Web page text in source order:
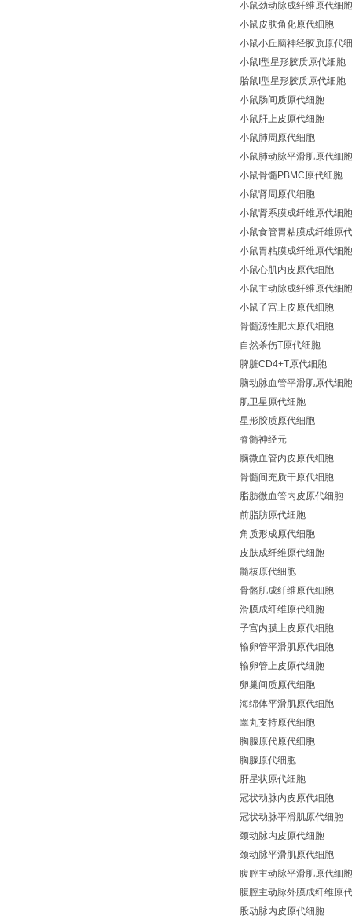
小鼠劲动脉成纤维原代细胞
小鼠皮肤角化原代细胞
小鼠小丘脑神经胶质原代
小鼠I型星形胶质原代细胞
胎鼠I型星形胶质原代细胞
小鼠肠间质原代细胞
小鼠肝上皮原代细胞
小鼠肺周原代细胞
小鼠肺动脉平滑肌原代细胞
小鼠骨髓PBMC原代细胞
小鼠肾周原代细胞
小鼠肾系膜成纤维原代细胞
小鼠食管胃粘膜成纤维原
小鼠胃粘膜成纤维原代细胞
小鼠心肌内皮原代细胞
小鼠主动脉成纤维原代细胞
小鼠子宫上皮原代细胞
骨髓源性肥大原代细胞
自然杀伤T原代细胞
脾脏CD4+T原代细胞
脑动脉血管平滑肌原代细胞
肌卫星原代细胞
星形胶质原代细胞
脊髓神经元
脑微血管内皮原代细胞
骨髓间充质干原代细胞
脂肪微血管内皮原代细胞
前脂肪原代细胞
角质形成原代细胞
皮肤成纤维原代细胞
髓核原代细胞
骨骼肌成纤维原代细胞
滑膜成纤维原代细胞
子宫内膜上皮原代细胞
输卵管平滑肌原代细胞
输卵管上皮原代细胞
卵巢间质原代细胞
海绵体平滑肌原代细胞
睾丸支持原代细胞
胸腺原代原代细胞
胸腺原代细胞
肝星状原代细胞
冠状动脉内皮原代细胞
冠状动脉平滑肌原代细胞
颈动脉内皮原代细胞
颈动脉平滑肌原代细胞
腹腔主动脉平滑肌原代细胞
腹腔主动脉外膜成纤维原
股动脉内皮原代细胞